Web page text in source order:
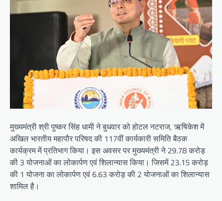
मुख्यमंत्री श्री पुष्कर सिंह धामी ने बुधवार को होटल नटराज, ऋषिकेश में
अखिल भारतीय महापौर परिषद की 117वीं कार्यकारी समिति बैठक
कार्यक्रम में प्रतिभाग किया। इस अवसर पर मुख्यमंत्री ने 29.78 करोड़
की 3 योजनाओं का लोकार्पण एवं शिलान्यास किया। जिसमें 23.15 करोड़
की 1 योजना का लोकार्पण एवं 6.63 करोड़ की 2 योजनाओं का शिलान्यास
शामिल है।